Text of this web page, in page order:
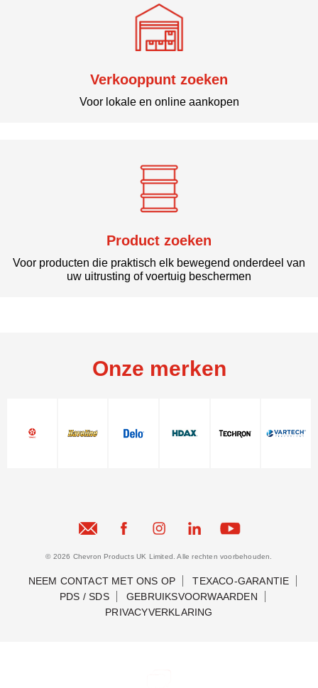
Verkooppunt zoeken
Voor lokale en online aankopen
Product zoeken
Voor producten die praktisch elk bewegend onderdeel van
uw uitrusting of voertuig beschermen
Onze merken
© 2026 Chevron Products UK Limited. Alle rechten voorbehouden.
NEEM CONTACT MET ONS OP
TEXACO-GARANTIE
PDS / SDS
GEBRUIKSVOORWAARDEN
PRIVACYVERKLARING